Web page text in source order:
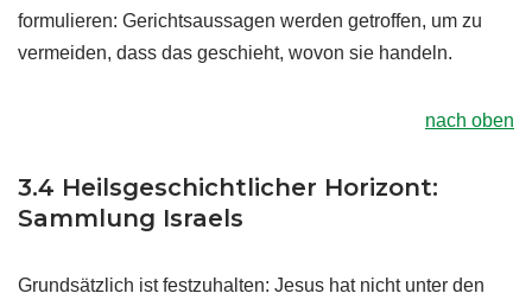
formulieren: Gerichtsaussagen werden getroffen, um zu
vermeiden, dass das geschieht, wovon sie handeln.
nach oben
3.4 Heilsgeschichtlicher Horizont:
Sammlung Israels
Grundsätzlich ist festzuhalten: Jesus hat nicht unter den